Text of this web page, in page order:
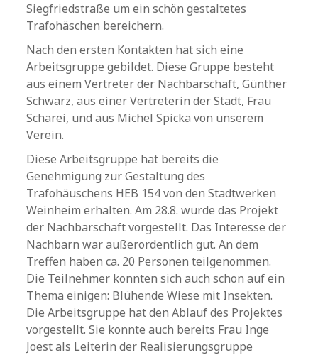
Siegfriedstraße um ein schön gestaltetes
Trafohäschen bereichern.
Nach den ersten Kontakten hat sich eine
Arbeitsgruppe gebildet. Diese Gruppe besteht
aus einem Vertreter der Nachbarschaft, Günther
Schwarz, aus einer Vertreterin der Stadt, Frau
Scharei, und aus Michel Spicka von unserem
Verein.
Diese Arbeitsgruppe hat bereits die
Genehmigung zur Gestaltung des
Trafohäuschens HEB 154 von den Stadtwerken
Weinheim erhalten. Am 28.8. wurde das Projekt
der Nachbarschaft vorgestellt. Das Interesse der
Nachbarn war außerordentlich gut. An dem
Treffen haben ca. 20 Personen teilgenommen.
Die Teilnehmer konnten sich auch schon auf ein
Thema einigen: Blühende Wiese mit Insekten.
Die Arbeitsgruppe hat den Ablauf des Projektes
vorgestellt. Sie konnte auch bereits Frau Inge
Joest als Leiterin der Realisierungsgruppe